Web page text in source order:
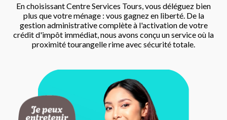
En choisissant Centre Services Tours, vous déléguez bien
plus que votre ménage : vous gagnez en liberté. De la
gestion administrative complète à l'activation de votre
crédit d'impôt immédiat, nous avons conçu un service où la
proximité tourangelle rime avec sécurité totale.